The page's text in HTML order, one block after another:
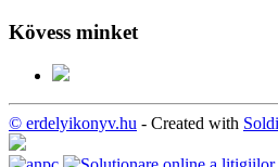
Kövess minket
© erdelyikonyv.hu - Created with